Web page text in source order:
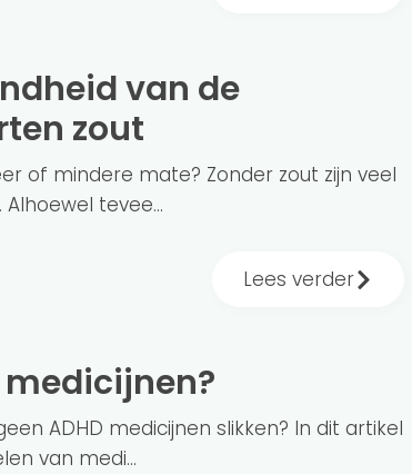
zout
of mindere mate? Zonder zout zijn veel
tevee...
Lees verder
medicijnen?
ADHD medicijnen slikken? In dit artikel
van medi...